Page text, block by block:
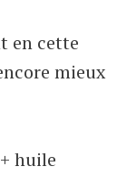
en cette
mieux
huile